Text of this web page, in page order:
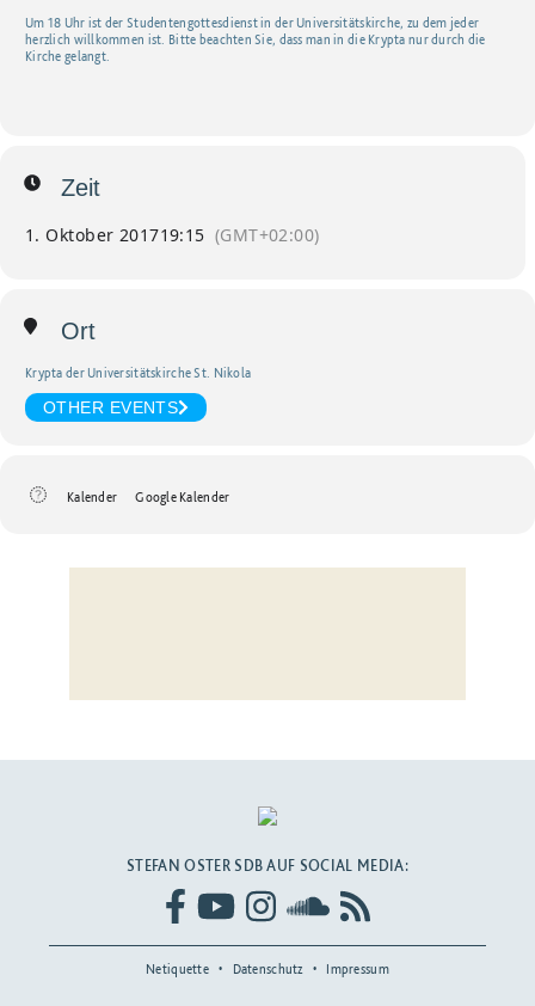
Um 18 Uhr ist der Studentengottesdienst in der Universitätskirche, zu dem jeder
herzlich willkommen ist. Bitte beachten Sie, dass man in die Krypta nur durch die
Kirche gelangt.
Zeit
1. Oktober 201719:15 (GMT+02:00)
Ort
Krypta der Universitätskirche St. Nikola
OTHER EVENTS
Kalender Google Kalender
STEFAN OSTER SDB AUF SOCIAL MEDIA:
Netiquette Datenschutz Impressum